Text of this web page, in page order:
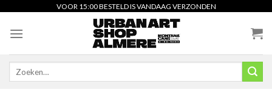
content
VOOR 15:00 BESTELD IS VANDAAG VERZONDEN